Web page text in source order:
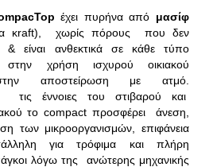
έχει πυρήνα από μασίφ
κraft), χωρίς πόρους που δεν
& είναι ανθεκτικά σε κάθε τύπο
χρήση ισχυρού οικιακού
αποστείρωση με ατμό.
τις έννοιες του στιβαρού και
το compact προσφέρει άνεση,
των μικροοργανισμών, επιφάνεια
για τρόφιμα και πλήρη
λόγω της ανώτερης μηχανικής